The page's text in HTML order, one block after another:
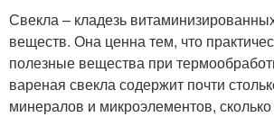
Свекла – кладезь
веществ. Она ценна тем, что
полезные вещества при
вареная свекла содержит почти
минералов и микроэлементов,